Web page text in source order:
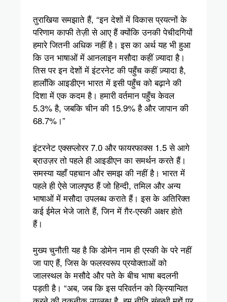
तुराखिया समझाते हैं, “इन देशों में विकास प्रयत्नों के
परिणाम काफी तेज़ी से आए हैं क्योंकि उनकी पेचीदगियों
हमारे जितनी अधिक नहीं है। इस का अर्थ यह भी हुआ
कि उन भाषाओं में आनलाइन मसौदा कहीं ज़्यादा है।
तिस पर इन देशों में इंटरनेट की पहुँच कहीं ज़्यादा है,
हालाँकि आइडीएन भारत में इसी पहुँच को बढ़ाने की
दिशा में एक कदम है। हमारी वर्तमान पहुँच केवल
5.3% है, जबकि चीन की 15.9% है और जापान की
68.7%।”
इंटरनेट एक्सप्लोरर 7.0 और फायरफाक्स 1.5 से आगे
ब्राउज़र तो पहले ही आइडीएन का समर्थन करते हैं।
समस्या यहाँ पहचान और समझ की नहीं है। भारत में
पहले ही ऐसे जालपृष्ठ हैं जो हिन्दी, तमिल और अन्य
भाषाओं में मसौदा उपलब्ध कराते हैं। इस के अतिरिक्त
कई ईमेल भेजे जाते हैं, जिन में ग़ैर-एस्की अक्षर होते
हैं।
मुख्य चुनौती यह है कि डोमेन नाम ही एस्की के परे नहीं
जा पाए हैं, जिस के फलस्वरूप प्रयोक्ताओं को
जालस्थल के मसौदे और पते के बीच भाषा बदलनी
पड़ती है। “अब, जब कि इस परिवर्तन को क्रियान्वित